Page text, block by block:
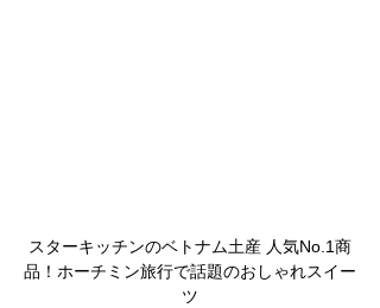
スターキッチンのベトナム土産 人気No.1商
品！ホーチミン旅行で話題のおしゃれスイー
ツ